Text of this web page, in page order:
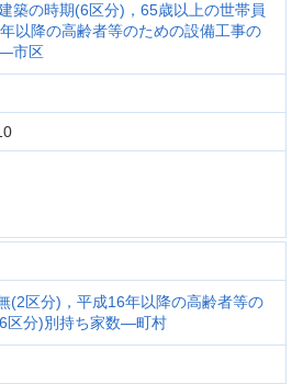
築の時期(6区分)，65歳以上の世帯員
以降の高齢者等のための設備工事の
市区
(2区分)，平成16年以降の高齢者等の
区分)別持ち家数―町村